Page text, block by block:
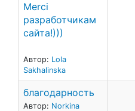
Merci
разработчикам
сайта!)))
Автор: Lola
Sakhalinska
благодарность
Автор: Norkina